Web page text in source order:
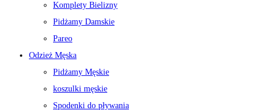
Komplety Bielizny
Pidżamy Damskie
Pareo
Odzież Męska
Pidżamy Męskie
koszulki męskie
Spodenki do pływania